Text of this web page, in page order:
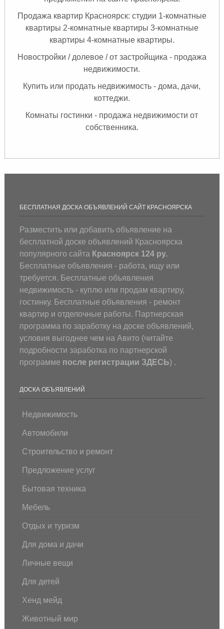
Продажа квартир Красноярск: студии 1-комнатные
квартиры 2-комнатные квартиры 3-комнатные
квартиры 4-комнатные квартиры.
Новостройки / долевое / от застройщика - продажа
недвижимости.
Купить или продать недвижимость - дома, дачи,
коттеджи.
Комнаты гостинки - продажа недвижимости от
собственника.
БЕСПЛАТНАЯ ДОСКА ОБЪЯВЛЕНИЙ САЙТ КРАСНОЯРСКА
Разместить или добавить объявление на
бесплатной доске объявлений Красноярска
популярного сайта Красноярск 124 ру.
Бесплатные объявления - работа, ищу или
требуется. Бесплатные объявления
недвижимость - куплю или продам квартиру,
гостинку. Бесплатные объявления - ремонт
квартир и отделочные работы. Партнерская
программа по заработку на доске объявлений,
условия выгоднее чем на Авито (читайте
подробности заработка по партнерской
программе после регистрации ЗДЕСЬ) .
ДОСКА ОБЪЯВЛЕНИЙ
Недвижимость
Автомобили
Строительство и ремонт
Предложение услуг
Бытовая техника
Мебель
Отдых и туризм
Для дома и дачи
Личные вещи
Для детей
Хенд мейд
Животный мир